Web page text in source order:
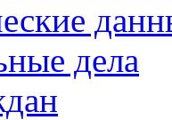
дела